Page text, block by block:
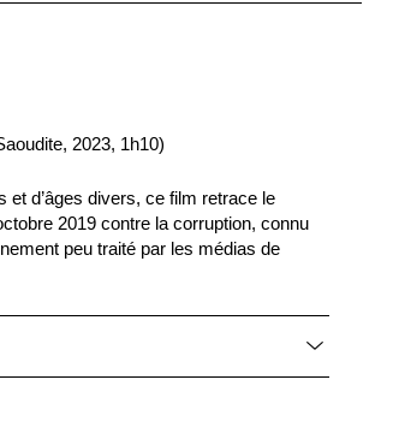
2023, 1h10)
et d’âges divers, ce film retrace le
2019 contre la corruption, connu
peu traité par les médias de